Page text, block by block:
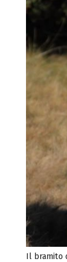
Il bramito